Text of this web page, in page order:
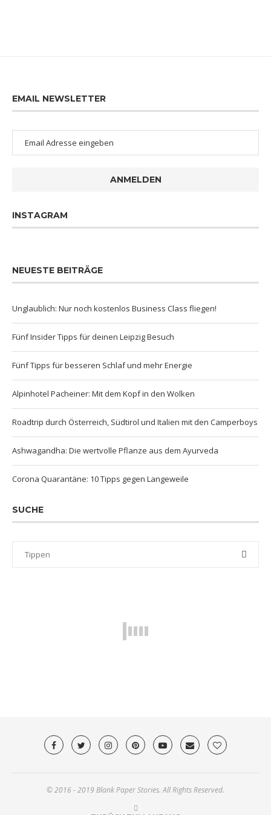
EMAIL NEWSLETTER
ANMELDEN
INSTAGRAM
NEUESTE BEITRÄGE
Unglaublich: Nur noch kostenlos Business Class fliegen!
Fünf Insider Tipps für deinen Leipzig Besuch
Fünf Tipps für besseren Schlaf und mehr Energie
Alpinhotel Pacheiner: Mit dem Kopf in den Wolken
Roadtrip durch Österreich, Südtirol und Italien mit den Camperboys
Ashwagandha: Die wertvolle Pflanze aus dem Ayurveda
Corona Quarantäne: 10 Tipps gegen Langeweile
SUCHE
© 2016 - 2019 Blank Paper Stories. All Rights Reserved.